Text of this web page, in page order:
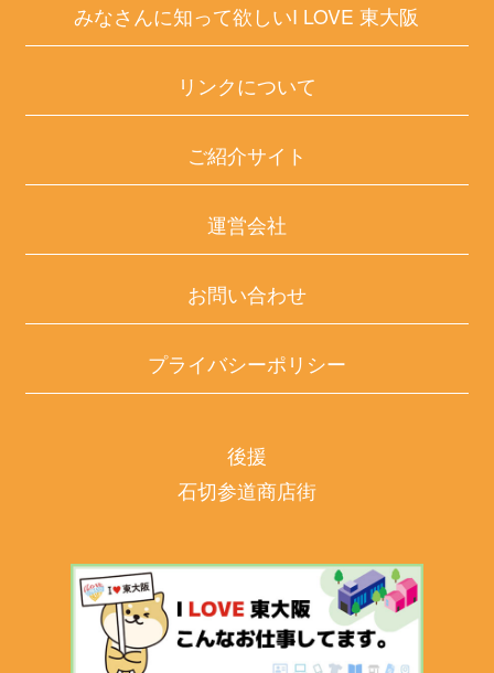
みなさんに知って欲しいI LOVE 東大阪
リンクについて
ご紹介サイト
運営会社
お問い合わせ
プライバシーポリシー
後援
石切参道商店街